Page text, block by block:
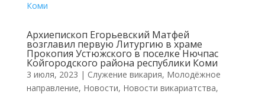
Архиепископ Егорьевский Матфей
возглавил первую Литургию в храме
Прокопия Устюжского в поселке Нючпас
Койгородского района республики Коми
3 июля, 2023 | Cлужение викария, Молодёжное
направление, Новости, Новости викариатства,